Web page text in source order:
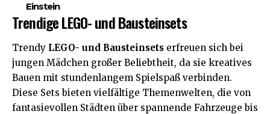
Einstein
Trendige LEGO- und Bausteinsets
Trendy LEGO- und Bausteinsets erfreuen sich bei
jungen Mädchen großer Beliebtheit, da sie kreatives
Bauen mit stundenlangem Spielspaß verbinden.
Diese Sets bieten vielfältige Themenwelten, die von
fantasievollen Städten über spannende Fahrzeuge bis